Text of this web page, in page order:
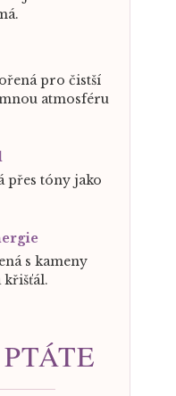
pro čistší
atmosféru
přes tóny jako
s kameny
křišťál.